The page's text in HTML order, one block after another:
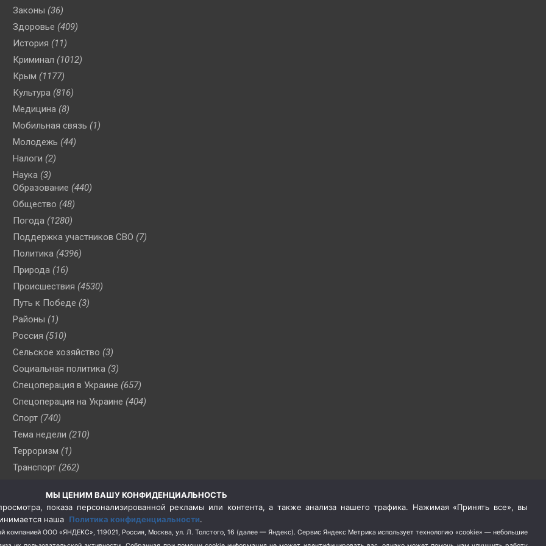
Законы (36)
Здоровье (409)
История (11)
Криминал (1012)
Крым (1177)
Культура (816)
Медицина (8)
Мобильная связь (1)
Молодежь (44)
Налоги (2)
Наука (3)
Образование (440)
Общество (48)
Погода (1280)
Поддержка участников СВО (7)
Политика (4396)
Природа (16)
Происшествия (4530)
Путь к Победе (3)
Районы (1)
Россия (510)
Сельское хозяйство (3)
Социальная политика (3)
Спецоперация в Украине (657)
Спецоперация на Украине (404)
Спорт (740)
Тема недели (210)
Терроризм (1)
Транспорт (262)
(76)
Цены (2)
Школа и спорт (2)
МЫ ЦЕНИМ ВАШУ КОНФИДЕНЦИАЛЬНОСТЬ
показа персонализированной рекламы или контента, а также анализа нашего трафика. Нажимая «Принять все», вы
наша Политика конфиденциальности.
компанией ООО «ЯНДЕКС», 119021, Россия, Москва, ул. Л. Толстого, 16 (далее — Яндекс). Сервис Яндекс Метрика использует технологию «cookie» — небольшие